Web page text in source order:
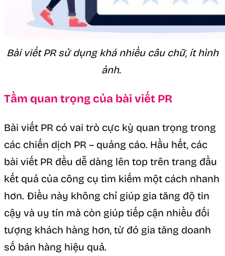
Bài viết PR sử dụng khá nhiều câu chữ, ít hình
ảnh.
Tầm quan trọng của bài viết PR
Bài viết PR có vai trò cực kỳ quan trọng trong
các chiến dịch PR – quảng cáo. Hầu hết, các
bài viết PR đều dễ dàng lên top trên trang đầu
kết quả của công cụ tìm kiếm một cách nhanh
hơn. Điều này không chỉ giúp gia tăng độ tin
cậy và uy tín mà còn giúp tiếp cận nhiều đối
tượng khách hàng hơn, từ đó gia tăng doanh
số bán hàng hiệu quả.